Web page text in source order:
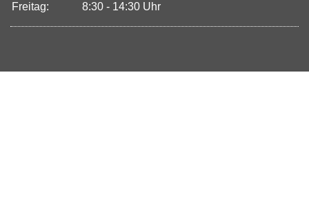
Freitag:
8:30 - 14:30 Uhr